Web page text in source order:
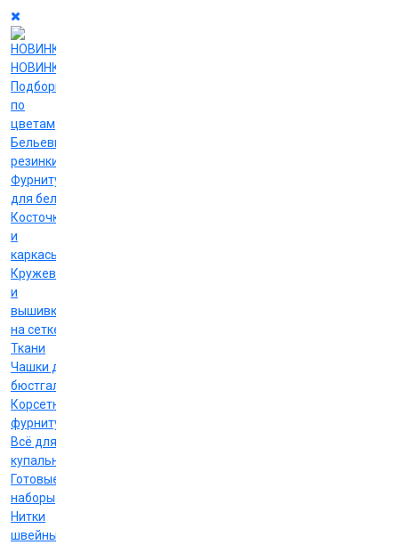
НОВИНКИ
Подборки
по
цветам
Бельевые
резинки
Фурнитура
для белья
Косточки
и
каркасы
Кружево
и
вышивка
на сетке
Ткани
Чашки для
бюстгальтеров
Корсетная
фурнитура
Всё для
купальников
Готовые
наборы
Нитки
швейные